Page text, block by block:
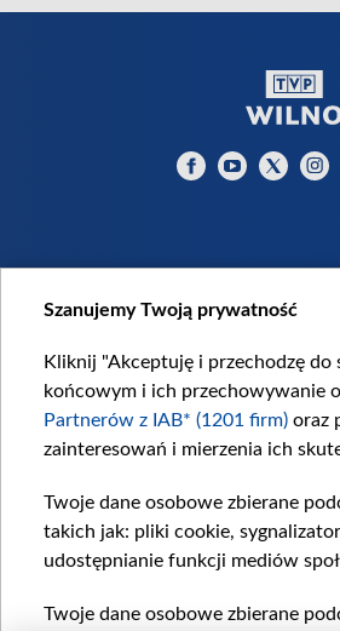
Szanujemy Twoją prywatność
Kliknij "Akceptuję i przechodzę
końcowym i ich przechowywanie
Partnerów z IAB* (1201 firm) oraz
zainteresowań i mierzenia ich
Twoje dane osobowe zbierane
takich jak: pliki cookie,
udostępnianie funkcji mediów
Twoje dane osobowe zbierane